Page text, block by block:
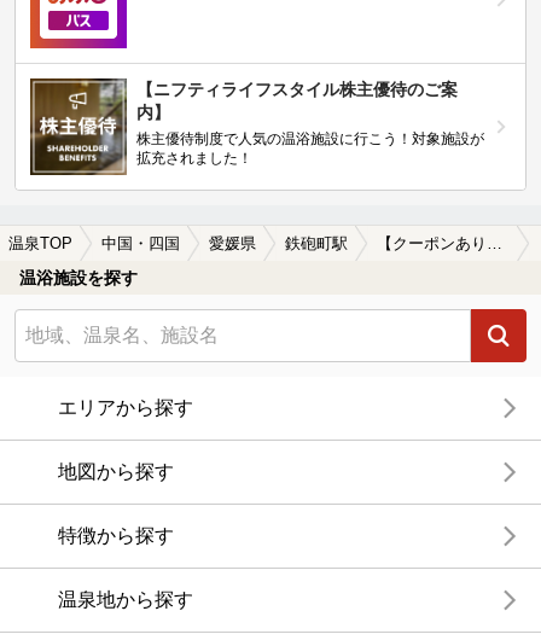
【ニフティライフスタイル株主優待のご案
内】
株主優待制度で人気の温浴施設に行こう！対象施設が
拡充されました！
温泉TOP 中国・四国 愛媛県 鉄砲町駅 【クーポンあり】水風呂が楽しめる鉄砲町駅近くの温泉、日帰り温泉、スーパー銭湯おすすめ
温浴施設を探す
エリアから探す
地図から探す
特徴から探す
温泉地から探す